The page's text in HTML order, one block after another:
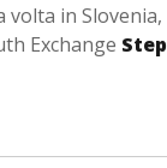
volta in Slovenia,
Exchange Step